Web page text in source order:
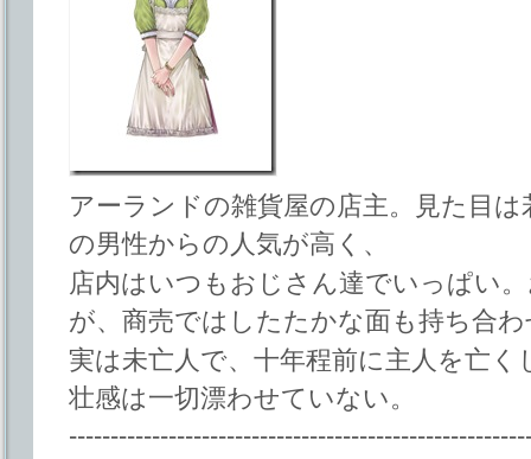
アーランドの雑貨屋の店主。見た目
の男性からの人気が高く、
店内はいつもおじさん達でいっぱい
が、商売ではしたたかな面も持ち合
実は未亡人で、十年程前に主人を亡
壮感は一切漂わせていない。